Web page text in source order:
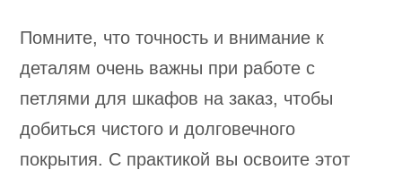
Помните, что точность и внимание к
деталям очень важны при работе с
петлями для шкафов на заказ, чтобы
добиться чистого и долговечного
покрытия. С практикой вы освоите этот